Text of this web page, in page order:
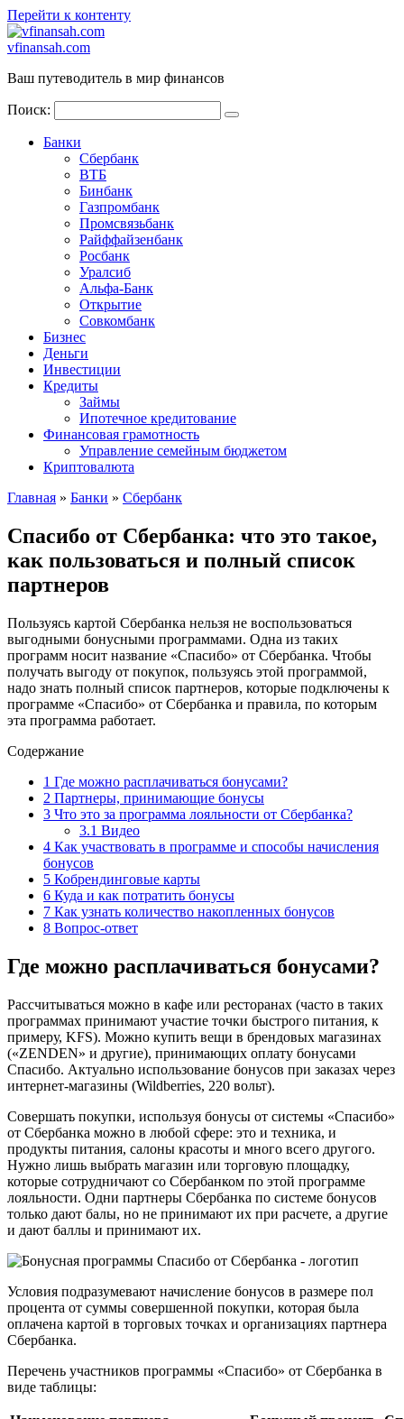
Перейти к контенту
vfinansah.com
Ваш путеводитель в мир финансов
Поиск:
Банки
Сбербанк
ВТБ
Бинбанк
Газпромбанк
Промсвязьбанк
Райффайзенбанк
Росбанк
Уралсиб
Альфа-Банк
Открытие
Совкомбанк
Бизнес
Деньги
Инвестиции
Кредиты
Займы
Ипотечное кредитование
Финансовая грамотность
Управление семейным бюджетом
Криптовалюта
Главная » Банки » Сбербанк
Спасибо от Сбербанка: что это такое,
как пользоваться и полный список
партнеров
Пользуясь картой Сбербанка нельзя не воспользоваться
выгодными бонусными программами. Одна из таких
программ носит название «Спасибо» от Сбербанка. Чтобы
получать выгоду от покупок, пользуясь этой программой,
надо знать полный список партнеров, которые подключены к
программе «Спасибо» от Сбербанка и правила, по которым
эта программа работает.
Содержание
1 Где можно расплачиваться бонусами?
2 Партнеры, принимающие бонусы
3 Что это за программа лояльности от Сбербанка?
3.1 Видео
4 Как участвовать в программе и способы начисления
бонусов
5 Кобрендинговые карты
6 Куда и как потратить бонусы
7 Как узнать количество накопленных бонусов
8 Вопрос-ответ
Где можно расплачиваться бонусами?
Рассчитываться можно в кафе или ресторанах (часто в таких
программах принимают участие точки быстрого питания, к
примеру, KFS). Можно купить вещи в брендовых магазинах
(«ZENDEN» и другие), принимающих оплату бонусами
Спасибо. Актуально использование бонусов при заказах через
интернет-магазины (Wildberries, 220 вольт).
Совершать покупки, используя бонусы от системы «Спасибо»
от Сбербанка можно в любой сфере: это и техника, и
продукты питания, салоны красоты и много всего другого.
Нужно лишь выбрать магазин или торговую площадку,
которые сотрудничают со Сбербанком по этой программе
лояльности. Одни партнеры Сбербанка по системе бонусов
только дают балы, но не принимают их при расчете, а другие
и дают баллы и принимают их.
Условия подразумевают начисление бонусов в размере пол
процента от суммы совершенной покупки, которая была
оплачена картой в торговых точках и организациях партнера
Сбербанка.
Перечень участников программы «Спасибо» от Сбербанка в
виде таблицы: